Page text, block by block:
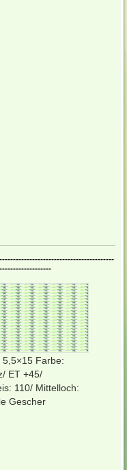
5,5×15 Farbe:
ET +45/
110/ Mittelloch:
Gescher